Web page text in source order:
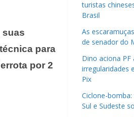
suas
para
por 2
turistas
Brasil
As
de senador do
Dino aciona
irregularidades
Pix
Ciclone-
Sul e Sudeste